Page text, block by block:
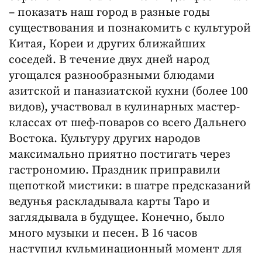
– показать наш город в разные годы
существования и познакомить с культурой
Китая, Кореи и других ближайших
соседей. В течение двух дней народ
угощался разнообразными блюдами
азитской и паназиатской кухни (более 100
видов), участвовал в кулинарных мастер-
классах от шеф-поваров со всего Дальнего
Востока. Культуру других народов
максимально приятно постигать через
гастрономию. Праздник приправили
щепоткой мистики: в шатре предсказаний
ведунья раскладывала карты Таро и
заглядывала в будущее. Конечно, было
много музыки и песен. В 16 часов
наступил кульминационный момент для